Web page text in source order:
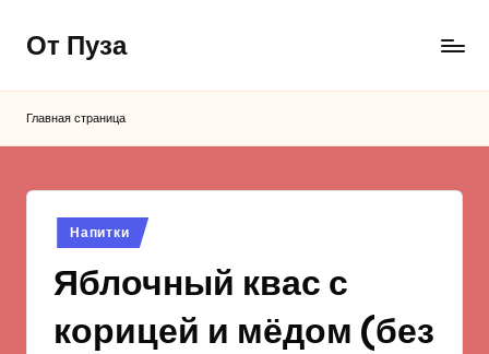
Перейти
содержимому
От Пуза
вкусные
Главная страница
Опубликовано
в
Напитки
Яблочный квас с
корицей и мёдом (без